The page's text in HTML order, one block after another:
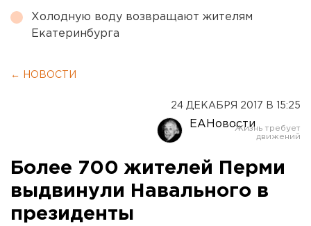
Холодную воду возвращают жителям
Екатеринбурга
← НОВОСТИ
24 ДЕКАБРЯ 2017 В 15:25
ЕАНовости
Более 700 жителей Перми
выдвинули Навального в
президенты